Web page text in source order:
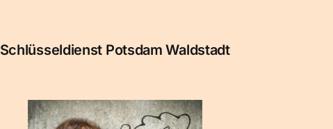
Schlüsseldienst Potsdam Waldstadt